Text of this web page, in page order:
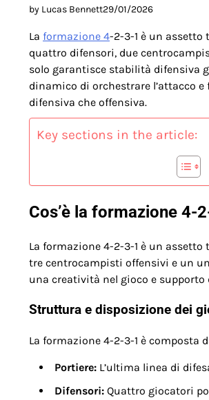
by Lucas Bennett29/01/2026
La formazione 4-2-3-1 è un
quattro difensori, due
solo garantisce stabilità difensiva
dinamico di orchestrare l’attacco
difensiva che offensiva.
Key sections in the article:
Cos’è la formazione 4-
La formazione 4-2-3-1 è un
tre centrocampisti offensivi e un
una creatività nel gioco e
Struttura e disposizione dei
La formazione 4-2-3-1 è
Portiere: L’ultima linea di
Difensori: Quattro giocatori